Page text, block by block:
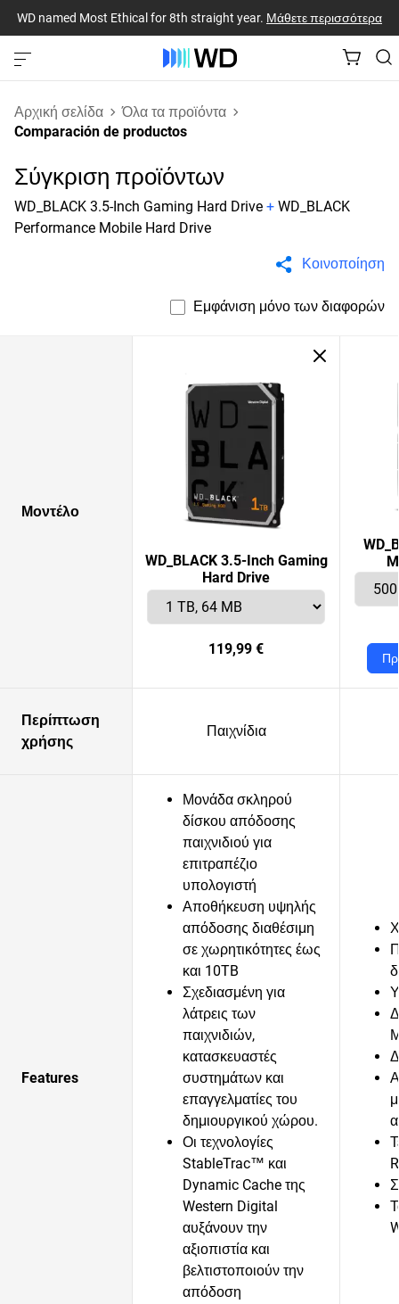
WD named Most Ethical for 8th straight year. Μάθετε περισσότερα
Αρχική σελίδα
Όλα τα προϊόντα
Comparación de productos
Σύγκριση προϊόντων
WD_BLACK 3.5-Inch Gaming Hard Drive + WD_BLACK
Performance Mobile Hard Drive
Κοινοποίηση
Εμφάνιση μόνο των διαφορών
Μοντέλο
WD_BLACK 3.5-Inch Gaming
Hard Drive
119,99 €
Περίπτωση
χρήσης
Παιχνίδια
Features
Μονάδα σκληρού
δίσκου απόδοσης
παιχνιδιού για
επιτραπέζιο
υπολογιστή
Αποθήκευση υψηλής
απόδοσης διαθέσιμη
σε χωρητικότητες έως
και 10TB
Σχεδιασμένη για
λάτρεις των
παιχνιδιών,
κατασκευαστές
συστημάτων και
επαγγελματίες του
δημιουργικού χώρου.
Οι τεχνολογίες
StableTrac™ και
Dynamic Cache της
Western Digital
αυξάνουν την
αξιοπιστία και
βελτιστοποιούν την
απόδοση